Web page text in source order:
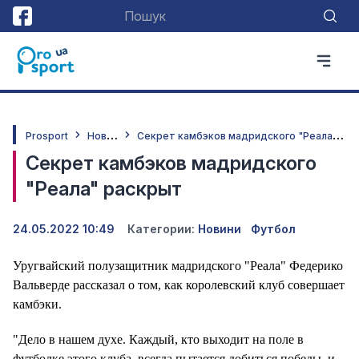
Prosport Н
овини С
екрет камбэков мадридского "Реала" раскрыт
Секрет камбэков мадридского
"Реала" раскрыт
24.05.2022 10:49 Категории: Новини Футбол
Уругвайский полузащитник мадридского "Реала" Федерико
Вальверде рассказал о том, как королевский клуб совершает
камбэки.
"Дело в нашем духе. Каждый, кто выходит на поле в